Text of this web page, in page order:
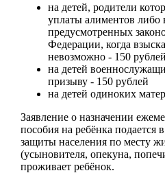
на детей, родители
уплаты алиментов либо
предусмотренных
Федерации, когда
невозможно - 150 рублей
на детей
призыву - 150 рублей
на детей одиноких
Заявление о назначении
пособия на ребёнка подается
защиты населения по месту
(усыновителя, опекуна,
проживает ребёнок.